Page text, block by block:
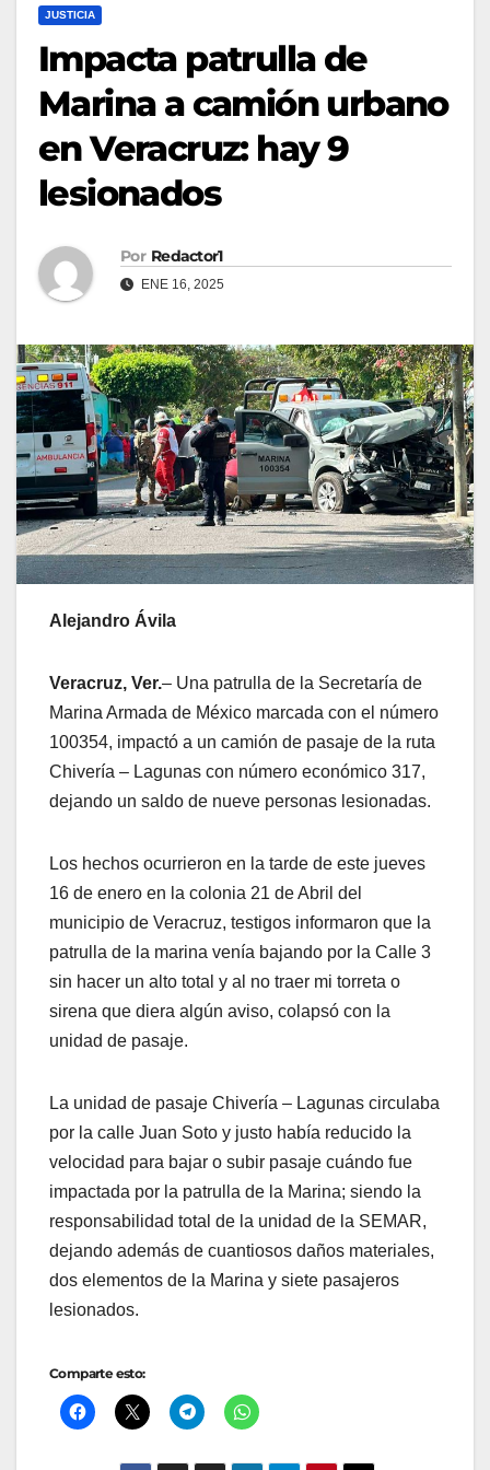
JUSTICIA
Impacta patrulla de
Marina a camión urbano
en Veracruz: hay 9
lesionados
Por Redactor1
ENE 16, 2025
Alejandro Ávila
Veracruz, Ver.– Una patrulla de la Secretaría de
Marina Armada de México marcada con el número
100354, impactó a un camión de pasaje de la ruta
Chivería – Lagunas con número económico 317,
dejando un saldo de nueve personas lesionadas.
Los hechos ocurrieron en la tarde de este jueves
16 de enero en la colonia 21 de Abril del
municipio de Veracruz, testigos informaron que la
patrulla de la marina venía bajando por la Calle 3
sin hacer un alto total y al no traer mi torreta o
sirena que diera algún aviso, colapsó con la
unidad de pasaje.
La unidad de pasaje Chivería – Lagunas circulaba
por la calle Juan Soto y justo había reducido la
velocidad para bajar o subir pasaje cuándo fue
impactada por la patrulla de la Marina; siendo la
responsabilidad total de la unidad de la SEMAR,
dejando además de cuantiosos daños materiales,
dos elementos de la Marina y siete pasajeros
lesionados.
Comparte esto: